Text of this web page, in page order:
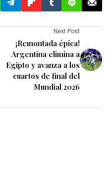
Next Post
¡Remontada épica!
Argentina elimina a
Egipto y avanza a los
cuartos de final del
Mundial 2026